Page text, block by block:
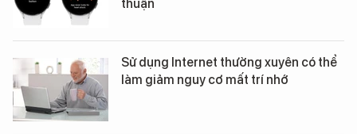
thuận
Sử dụng Internet thường xuyên có thể
làm giảm nguy cơ mất trí nhớ